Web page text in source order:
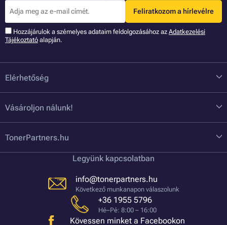
Feliratkozom a hírlevélre
Hozzájárulok a szémelyes adataim feldolgozásához az Adatkezelési
Tájékoztató alapján.
Elérhetőség
Vásároljon nálunk!
TonerPartners.hu
Legyünk kapcsolatban
info@tonerpartners.hu
Következő munkanapon válaszolunk
+36 1955 5796
Hé–Pé: 8:00 – 16:00
Kövessen minket a Facebookon